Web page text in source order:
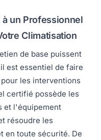
un Professionnel
Climatisation
de base puissent
est essentiel de faire
les interventions
certifié possède les
et l'équipement
résoudre les
en toute sécurité. De